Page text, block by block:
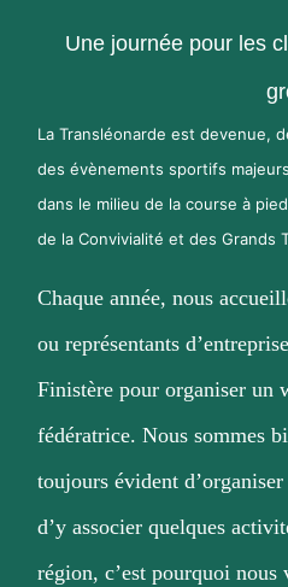
Une journée pour les
La Transléonarde est devenue,
des évènements sportifs
dans le milieu de la course à
de la Convivialité et des Grands
Chaque année, nous
ou représentants
Finistère pour organiser un
fédératrice. Nous sommes
toujours évident
d’y associer quelques
région, c’est pourquoi nous